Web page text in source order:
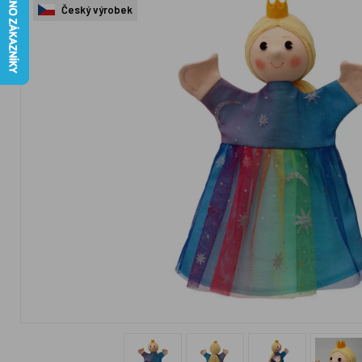
Český výrobek